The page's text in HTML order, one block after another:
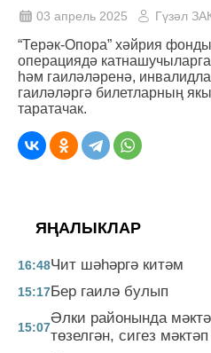
03 апрель 2025 Гүзәл
“Терәк-Опора” хәйрия
операциядә
һәм гаиләләренә,
гаиләләргә билетларның
таратачак.
ЯҢАЛЫКЛАР
16:48Чит шәһәргә китәм
15:17Бер гаилә булып
15:07
Әлки районында
төзелгән, сигез